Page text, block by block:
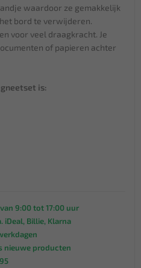
waardoor ze gemakkelijk
bord te verwijderen.
voor veel draagkracht. Je
of papieren achter
is:
9:00 tot 17:00 uur
iDeal, Billie, Klarna
nieuwe producten